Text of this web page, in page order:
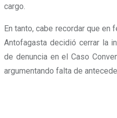
cargo.
En tanto, cabe recordar que en
Antofagasta decidió cerrar la
de denuncia en el Caso
argumentando falta de